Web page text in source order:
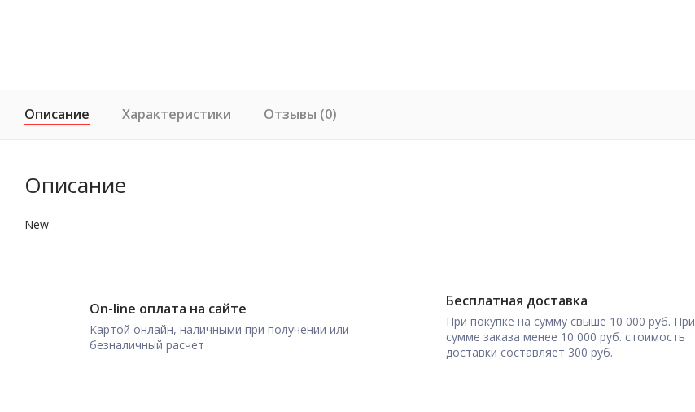
Описание Характеристики Отзывы (0)
Описание
New
On-line оплата на сайте
Картой онлайн, наличными при получении или
безналичный расчет
Бесплатная доставка
При покупке на сумму свыше 10 000 руб. При
сумме заказа менее 10 000 руб. стоимость
доставки составляет 300 руб.